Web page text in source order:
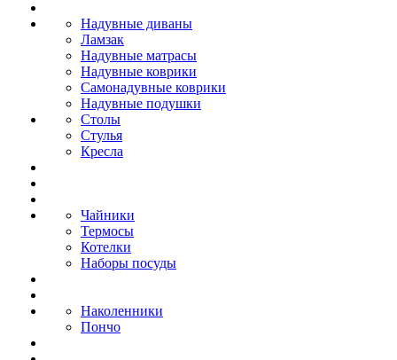
Надувные диваны
Ламзак
Надувные матрасы
Надувные коврики
Самонадувные коврики
Надувные подушки
Столы
Стулья
Кресла
Чайники
Термосы
Котелки
Наборы посуды
Наколенники
Пончо